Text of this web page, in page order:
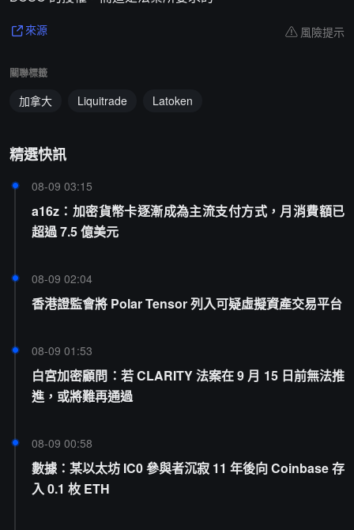
來源 風險提示
關聯標籤
加拿大 Liquitrade Latoken
精選快訊
08-09 03:15
a16z：加密貨幣卡逐漸成為主流支付方式，月消費額已
超過 7.5 億美元
08-09 02:04
香港證監會將 Polar Tensor 列入可疑虛擬資產交易平台
08-09 01:53
白宮加密顧問：若 CLARITY 法案在 9 月 15 日前無法推
進，或將難再通過
08-09 00:58
數據：某以太坊 IC0 參與者沉寂 11 年後向 Coinbase 存
入 0.1 枚 ETH